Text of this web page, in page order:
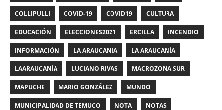
COLLIPULLI COVID-19 COVID19 CULTURA
EDUCACIÓN ELECCIONES2021 ERCILLA INCENDIO
INFORMACIÓN LA ARAUCANIA LA ARAUCANÍA
LAARAUCANÍA LUCIANO RIVAS MACROZONA SUR
MAPUCHE MARIO GONZÁLEZ MUNDO
MUNICIPALIDAD DE TEMUCO NOTA NOTAS